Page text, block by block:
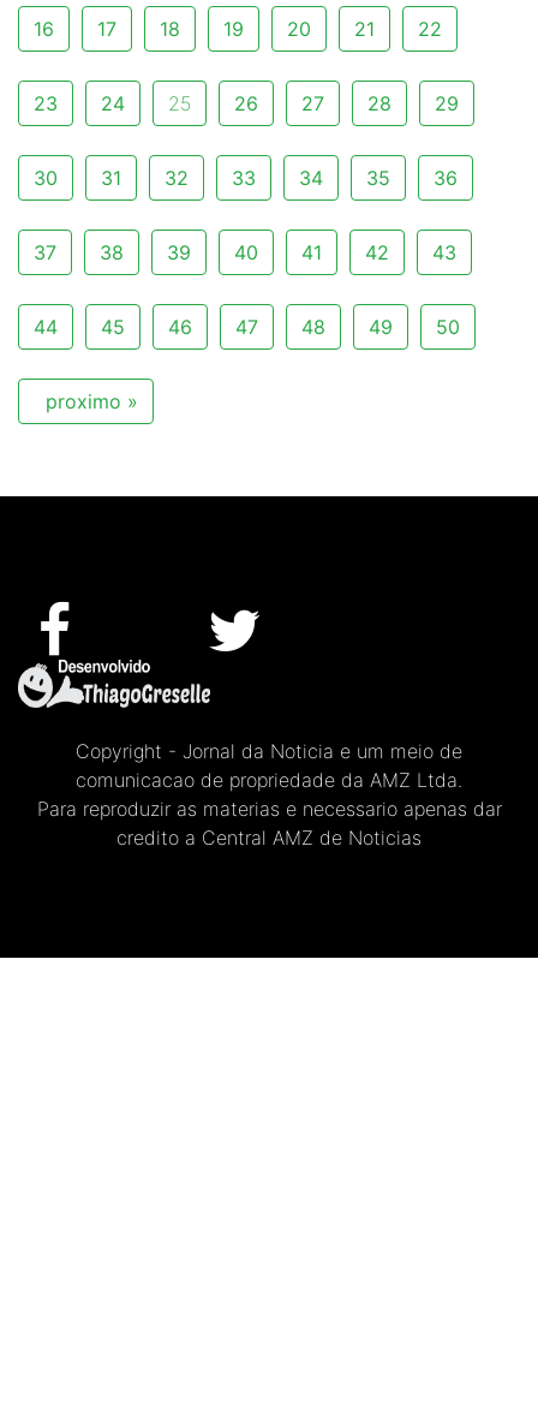
16 17 18 19 20 21 22
23 24 25 26 27 28 29
30 31 32 33 34 35 36
37 38 39 40 41 42 43
44 45 46 47 48 49 50
proximo »
Copyright - Jornal da Noticia e um meio de
comunicacao de propriedade da AMZ Ltda.
Para reproduzir as materias e necessario apenas dar
credito a Central AMZ de Noticias